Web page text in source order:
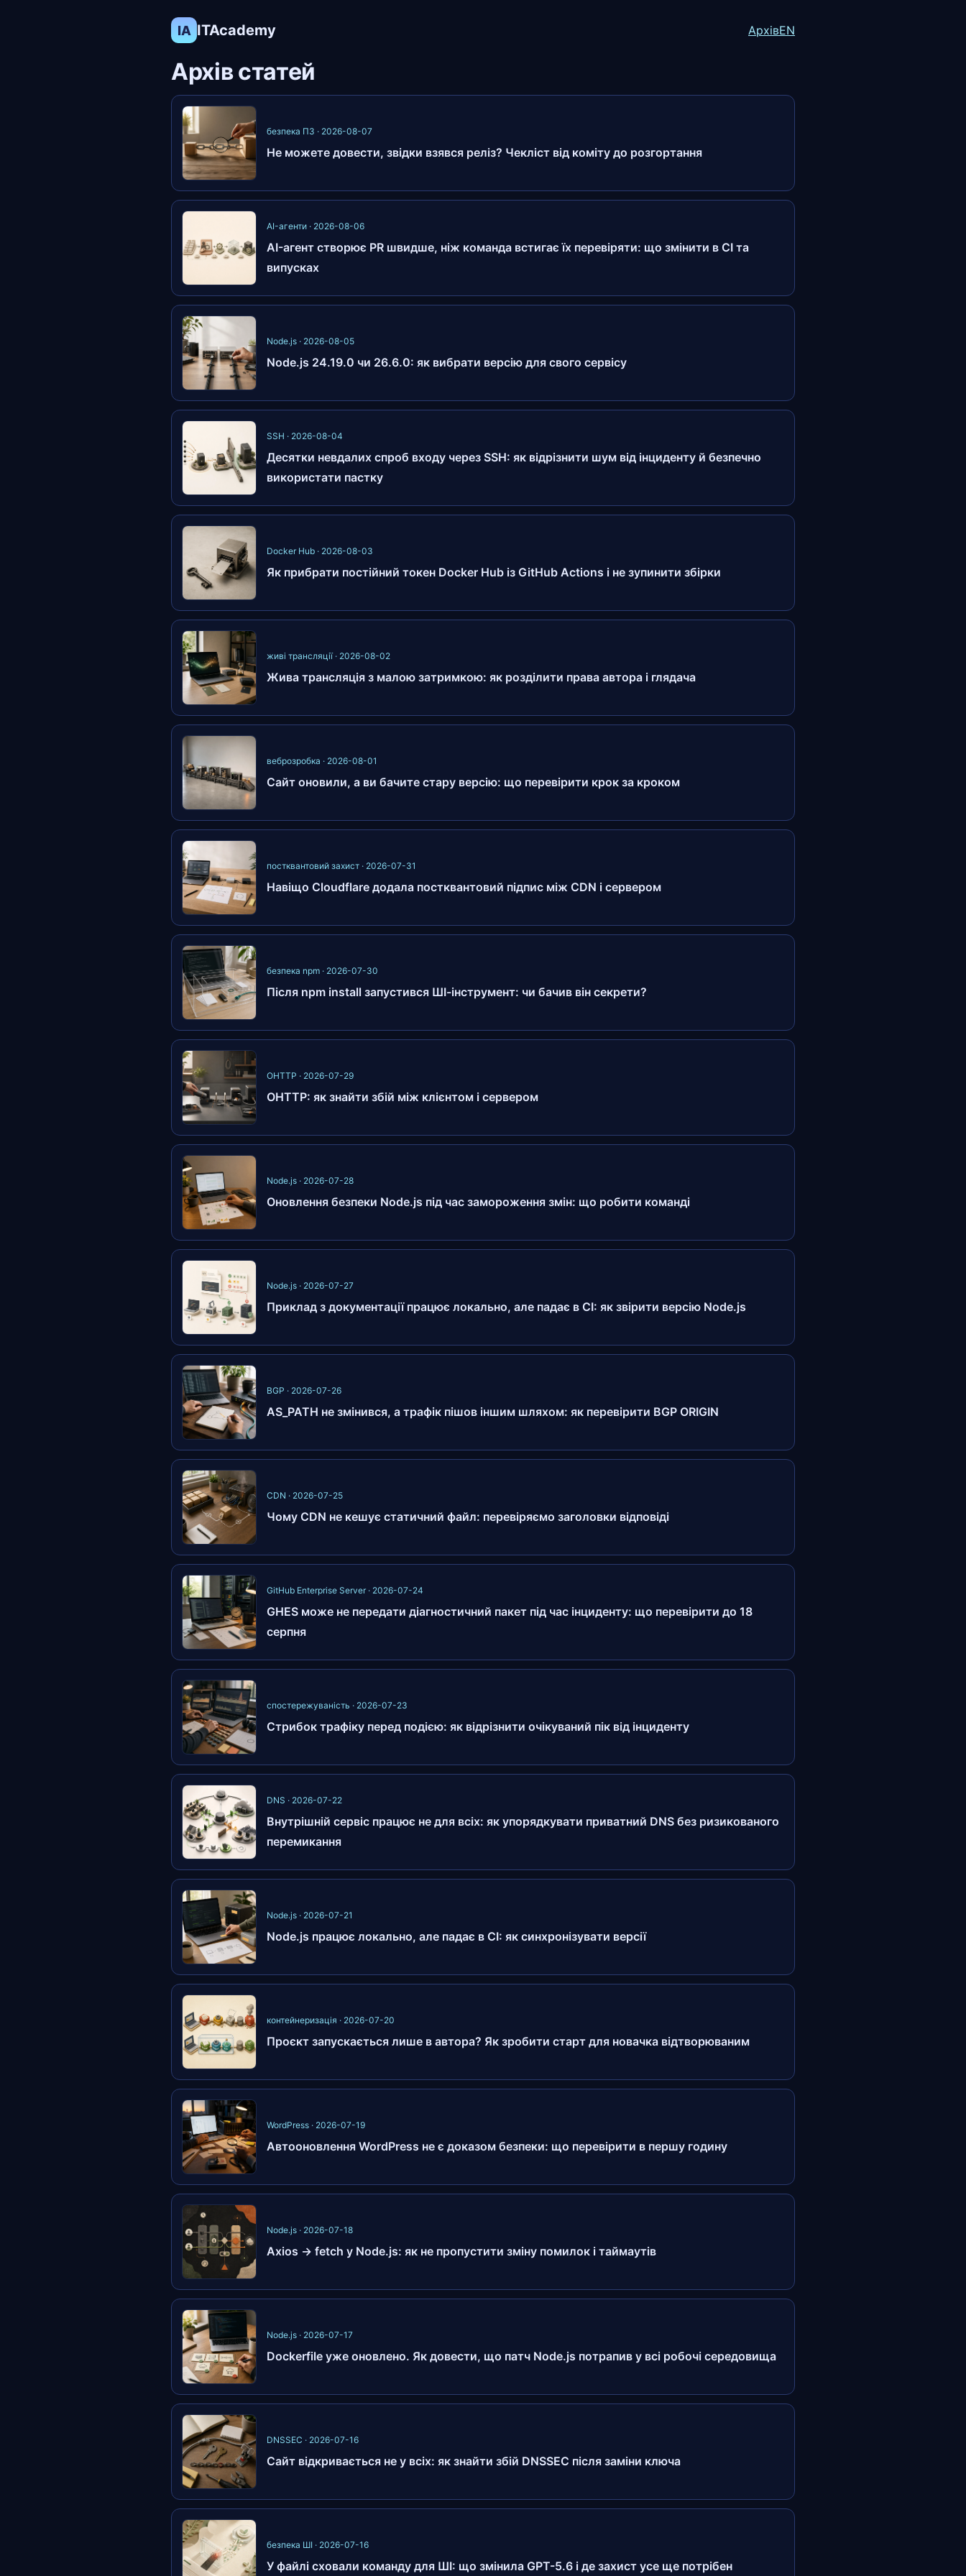
IA ITAcademy АрхівEN
Архів статей
безпека ПЗ · 2026-08-07
Не можете довести, звідки взявся реліз? Чекліст від коміту до розгортання
AI-агенти · 2026-08-06
AI-агент створює PR швидше, ніж команда встигає їх перевіряти: що змінити в CI та
випусках
Node.js · 2026-08-05
Node.js 24.19.0 чи 26.6.0: як вибрати версію для свого сервісу
SSH · 2026-08-04
Десятки невдалих спроб входу через SSH: як відрізнити шум від інциденту й безпечно
використати пастку
Docker Hub · 2026-08-03
Як прибрати постійний токен Docker Hub із GitHub Actions і не зупинити збірки
живі трансляції · 2026-08-02
Жива трансляція з малою затримкою: як розділити права автора і глядача
веброзробка · 2026-08-01
Сайт оновили, а ви бачите стару версію: що перевірити крок за кроком
постквантовий захист · 2026-07-31
Навіщо Cloudflare додала постквантовий підпис між CDN і сервером
безпека npm · 2026-07-30
Після npm install запустився ШІ-інструмент: чи бачив він секрети?
OHTTP · 2026-07-29
OHTTP: як знайти збій між клієнтом і сервером
Node.js · 2026-07-28
Оновлення безпеки Node.js під час замороження змін: що робити команді
Node.js · 2026-07-27
Приклад з документації працює локально, але падає в CI: як звірити версію Node.js
BGP · 2026-07-26
AS_PATH не змінився, а трафік пішов іншим шляхом: як перевірити BGP ORIGIN
CDN · 2026-07-25
Чому CDN не кешує статичний файл: перевіряємо заголовки відповіді
GitHub Enterprise Server · 2026-07-24
GHES може не передати діагностичний пакет під час інциденту: що перевірити до 18
серпня
спостережуваність · 2026-07-23
Стрибок трафіку перед подією: як відрізнити очікуваний пік від інциденту
DNS · 2026-07-22
Внутрішній сервіс працює не для всіх: як упорядкувати приватний DNS без ризикованого
перемикання
Node.js · 2026-07-21
Node.js працює локально, але падає в CI: як синхронізувати версії
контейнеризація · 2026-07-20
Проєкт запускається лише в автора? Як зробити старт для новачка відтворюваним
WordPress · 2026-07-19
Автооновлення WordPress не є доказом безпеки: що перевірити в першу годину
Node.js · 2026-07-18
Axios → fetch у Node.js: як не пропустити зміну помилок і таймаутів
Node.js · 2026-07-17
Dockerfile уже оновлено. Як довести, що патч Node.js потрапив у всі робочі середовища
DNSSEC · 2026-07-16
Сайт відкривається не у всіх: як знайти збій DNSSEC після заміни ключа
безпека ШІ · 2026-07-16
У файлі сховали команду для ШІ: що змінила GPT-5.6 і де захист усе ще потрібен